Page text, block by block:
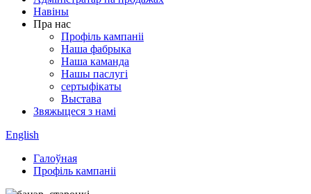
Навіны
Пра нас
Профіль кампаніі
Наша фабрыка
Наша каманда
Нашы паслугі
сертыфікаты
Выстава
Звяжыцеся з намі
English
Галоўная
Профіль кампаніі